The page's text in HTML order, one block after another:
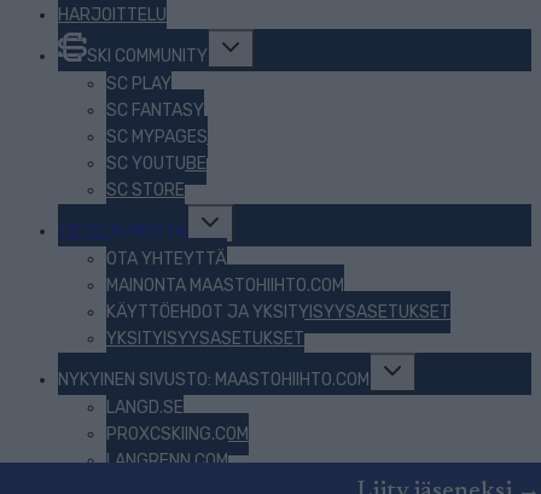
HARJOITTELU
SKI COMMUNITY
Toggle
child
menu
SC PLAY
SC FANTASY
SC MYPAGES
SC YOUTUBE
SC STORE
TIETOJA MEISTÄ
Toggle
child
menu
OTA YHTEYTTÄ
MAINONTA MAASTOHIIHTO.COM
KÄYTTÖEHDOT JA YKSITYISYYSASETUKSET
YKSITYISYYSASETUKSET
NYKYINEN SIVUSTO: MAASTOHIIHTO.COM
Toggle
child
menu
LANGD.SE
PROXCSKIING.COM
LANGRENN.COM